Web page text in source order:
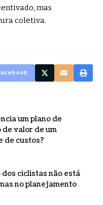
mas
coletiva.
um plano de
valor de um
de custos?
ciclistas não está
no planejamento